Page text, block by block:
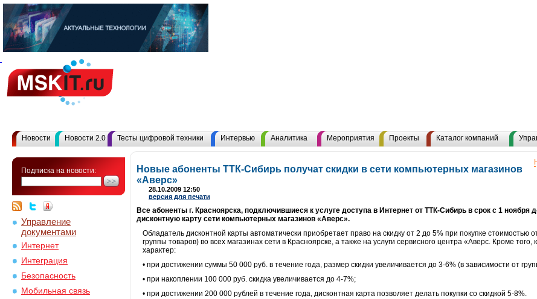
Новости Новости 2.0 Тесты цифровой техники Интервью Аналитика Мероприятия Проекты Каталог компаний
Подписка на новости:
Управление
документами
Интернет
Интеграция
Безопасность
Мобильная связь
Новые абоненты ТТК-Сибирь получат скидки в сети компьютерных магазинов
«Аверс»
28.10.2009 12:50
версия для печати
Все абоненты г. Красноярска, подключившиеся к услуге доступа в Интернет от ТТК-Сибирь в срок с 1 ноября
дисконтную карту сети компьютерных магазинов «Аверс».
Обладатель дисконтной карты автоматически приобретает право на скидку от 2 до 5% при покупке стоимостью
группы товаров) во всех магазинах сети в Красноярске, а также на услуги сервисного центра «Аверс. Кроме того,
характер:
• при достижении суммы 50 000 руб. в течение года, размер скидки увеличивается до 3-6% (в зависимости от
• при накоплении 100 000 руб. скидка увеличивается до 4-7%;
• при достижении 200 000 рублей в течение года, дисконтная карта позволяет делать покупки со скидкой 5-8%.